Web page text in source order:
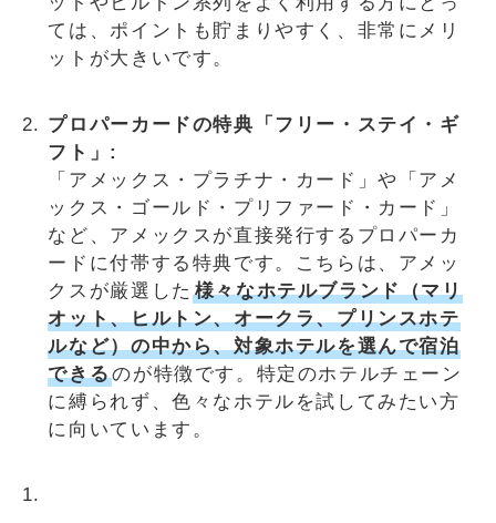
ては、ポイントも貯まりやすく、非常にメリ
ットが大きいです。
プロパーカードの特典「フリー・ステイ・ギ
フト」:
「アメックス・プラチナ・カード」や「アメ
ックス・ゴールド・プリファード・カード」
など、アメックスが直接発行するプロパーカ
ードに付帯する特典です。こちらは、アメッ
クスが厳選した 様々なホテルブランド（マリ
オット、ヒルトン、オークラ、プリンスホテ
ルなど）の中から、対象ホテルを選んで宿泊
できるのが特徴です。特定のホテルチェーン
に縛られず、色々なホテルを試してみたい方
に向いています。